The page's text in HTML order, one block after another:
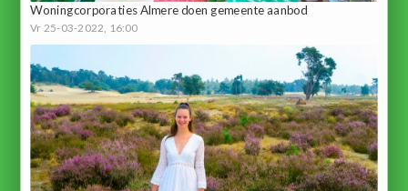
Woningcorporaties Almere doen gemeente aanbod
Vr 25-03-2022, 16:00